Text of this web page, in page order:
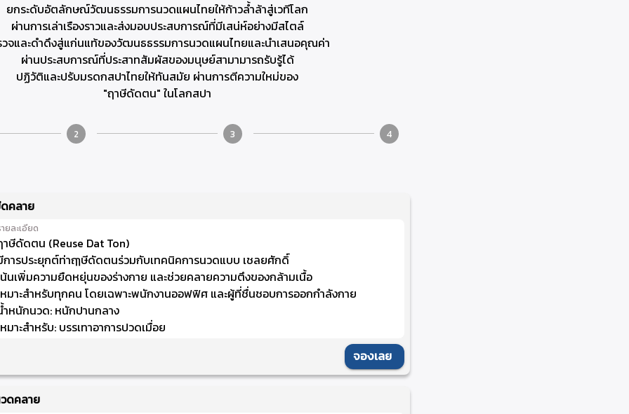
ยกระดับอัตลักษณ์วัฒนธรรมการนวดแผนไทยให้ก้าวล้ำล้าสู่เวทีโลก
ผ่านการเล่าเรืองราวและส่งมอบประสบการณ์ที่มีเสน่ห์อย่างมีสไตล์
วจและดำดึงสู่แก่นแท้ของวัฒนธธรรมการนวดแผนไทยและนำเสนอคุณค่า
ผ่านประสบการณ์ที่ประสาทสัมผัสของมนุษย์สามามารถรับรู้ได้
ปฏิวัติและปรับมรดกสปาไทยให้ทันสมัย ผ่านการตีความใหม่ของ
"ฤาษีดัดตน" ในโลกสปา
2 3 4
คลาย
ยละเอียด
ษีดัดตน (Reuse Dat Ton)
ารประยุกต์ท่าฤๅษีดัดตนร่วมกับเทคนิคการนวดแบบ เชลยศักดิ์
นเพิ่มความยืดหยุ่นของร่างกาย และช่วยคลายความตึงของกล้ามเนื้อ
มาะสำหรับทุกคน โดยเฉพาะพนักงานออฟฟิศ และผู้ที่ชื่นชอบการออกกำลังกาย
หนักนวด: หนักปานกลาง
มาะสำหรับ: บรรเทาอาการปวดเมื่อย
จองเลย
ดคลาย